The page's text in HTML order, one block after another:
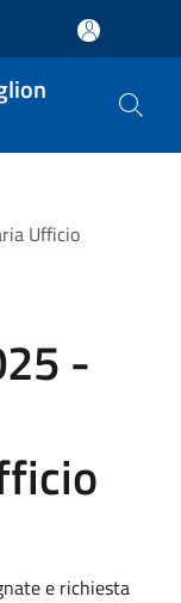
Ufficio
-
e richiesta